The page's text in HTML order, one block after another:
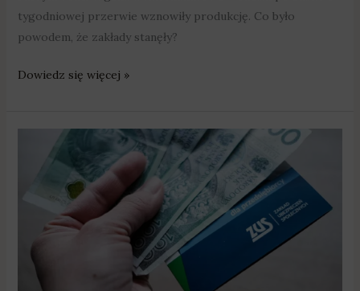
tygodniowej przerwie wznowiły produkcję. Co było
powodem, że zakłady stanęły?
Dowiedz się więcej »
wnioski
500+